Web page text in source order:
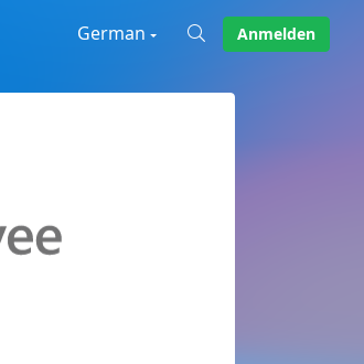
German Anmelden